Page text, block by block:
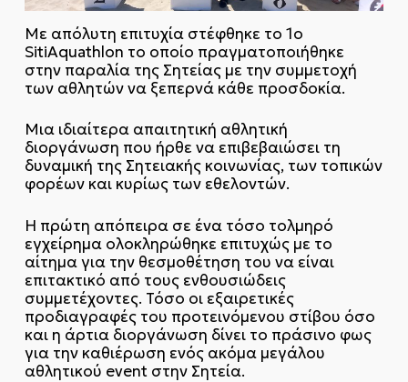
Με απόλυτη επιτυχία στέφθηκε το 1ο
SitiAquathlon το οποίο πραγματοποιήθηκε
στην παραλία της Σητείας με την συμμετοχή
των αθλητών να ξεπερνά κάθε προσδοκία.
Μια ιδιαίτερα απαιτητική αθλητική
διοργάνωση που ήρθε να επιβεβαιώσει τη
δυναμική της Σητειακής κοινωνίας, των τοπικών
φορέων και κυρίως των εθελοντών.
Η πρώτη απόπειρα σε ένα τόσο τολμηρό
εγχείρημα ολοκληρώθηκε επιτυχώς με το
αίτημα για την θεσμοθέτηση του να είναι
επιτακτικό από τους ενθουσιώδεις
συμμετέχοντες. Τόσο οι εξαιρετικές
προδιαγραφές του προτεινόμενου στίβου όσο
και η άρτια διοργάνωση δίνει το πράσινο φως
για την καθιέρωση ενός ακόμα μεγάλου
αθλητικού event στην Σητεία.